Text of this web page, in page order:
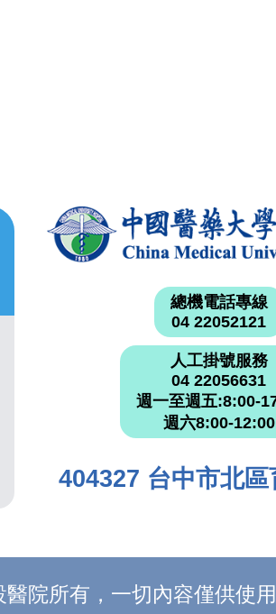
總機電話專線
04 22052121
人工掛號服務
04 22056631
週一至週五:8:00-
週六8:00-12:00
404327 台中市北區
院所有，一切內容僅供使